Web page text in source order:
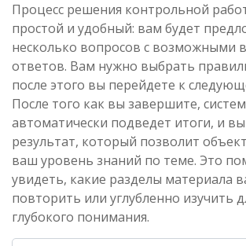
Процесс решения контрольной
простой и удобный: вам будет
несколько вопросов с возможными
ответов. Вам нужно выбрать
после этого вы перейдете к
После того как вы завершите,
автоматически подведет итоги, и
результат, который позволит
ваш уровень знаний по теме. Это
увидеть, какие разделы материала
повторить или углубленно изучить
глубокого понимания.